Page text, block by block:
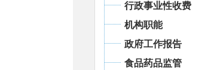
行政事业性收费
机构职能
政府工作报告
食品药品监管